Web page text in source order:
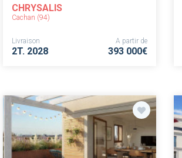
CHRYSALIS
Cachan (94)
Livraison
2T. 2028
A partir de
393 000€